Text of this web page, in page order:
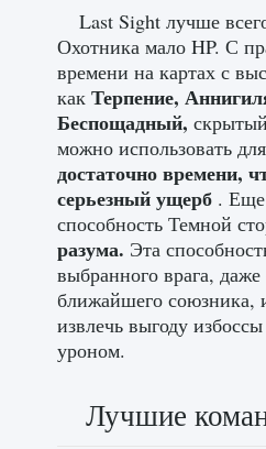
Last Sight лучше
Охотника мало HP. С
времени на картах с
как Терпение,
Беспощадный,
можно использовать для
достаточно времени,
серьезный ущерб . Еще
способность Темной
разума. Эта
выбранного врага, даже
ближайшего союзника,
извлечь выгоду
уроном.
Лучшие